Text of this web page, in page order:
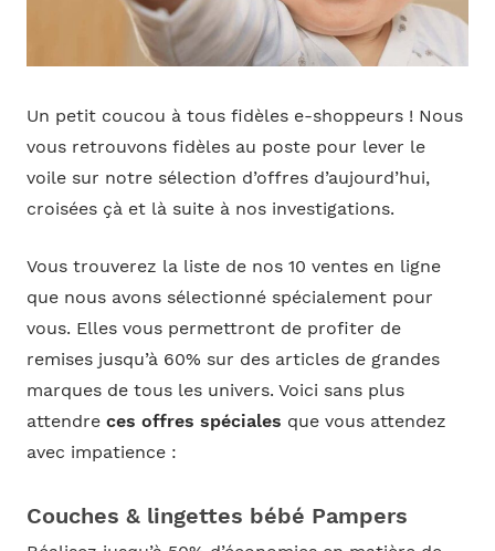
Un petit coucou à tous fidèles e-shoppeurs ! Nous
vous retrouvons fidèles au poste pour lever le
voile sur notre sélection d’offres d’aujourd’hui,
croisées çà et là suite à nos investigations.
Vous trouverez la liste de nos 10 ventes en ligne
que nous avons sélectionné spécialement pour
vous. Elles vous permettront de profiter de
remises jusqu’à 60% sur des articles de grandes
marques de tous les univers. Voici sans plus
attendre ces offres spéciales que vous attendez
avec impatience :
Couches & lingettes bébé Pampers